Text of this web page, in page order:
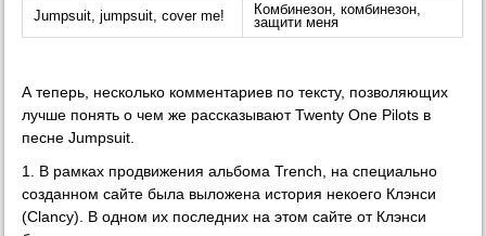
Jumpsuit, jumpsuit, cover me!
Комбинезон, комбинезон,
защити меня
А теперь, несколько комментариев по тексту, позволяющих
лучше понять о чем же рассказывают Twenty One Pilots в
песне Jumpsuit.
1. В рамках продвижения альбома Trench, на специально
созданном сайте была выложена история некоего Клэнси
(Clancy). В одном их последних на этом сайте от Клэнси